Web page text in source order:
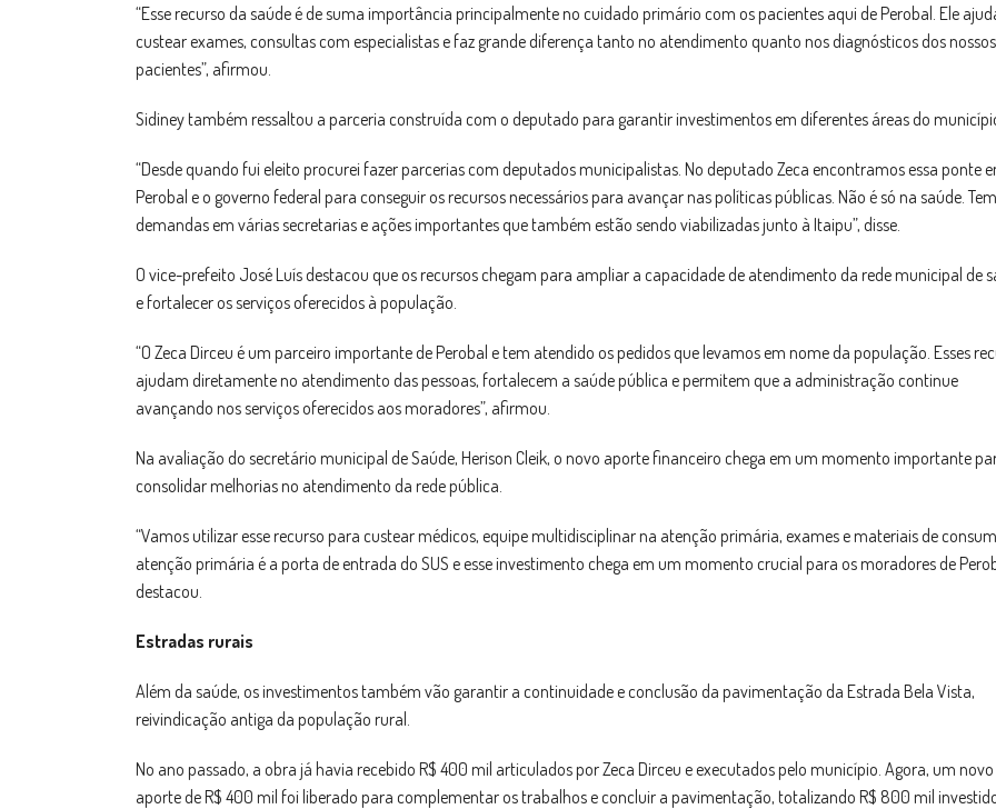
“Esse recurso da saúde é de suma importância principalmente no cuidado primário com os pacientes aqui de Perobal. Ele
custear exames, consultas com especialistas e faz grande diferença tanto no atendimento quanto nos diagnósticos dos nossos
pacientes”, afirmou.
Sidiney também ressaltou a parceria construída com o deputado para garantir investimentos em diferentes áreas do
“Desde quando fui eleito procurei fazer parcerias com deputados municipalistas. No deputado Zeca encontramos essa ponte
Perobal e o governo federal para conseguir os recursos necessários para avançar nas políticas públicas. Não é só na saúde.
demandas em várias secretarias e ações importantes que também estão sendo viabilizadas junto à Itaipu”, disse.
O vice-prefeito José Luís destacou que os recursos chegam para ampliar a capacidade de atendimento da rede municipal de
e fortalecer os serviços oferecidos à população.
“O Zeca Dirceu é um parceiro importante de Perobal e tem atendido os pedidos que levamos em nome da população. Esses
ajudam diretamente no atendimento das pessoas, fortalecem a saúde pública e permitem que a administração continue
avançando nos serviços oferecidos aos moradores”, afirmou.
Na avaliação do secretário municipal de Saúde, Herison Cleik, o novo aporte financeiro chega em um momento importante
consolidar melhorias no atendimento da rede pública.
“Vamos utilizar esse recurso para custear médicos, equipe multidisciplinar na atenção primária, exames e materiais de
atenção primária é a porta de entrada do SUS e esse investimento chega em um momento crucial para os moradores de
destacou.
Estradas rurais
Além da saúde, os investimentos também vão garantir a continuidade e conclusão da pavimentação da Estrada Bela Vista,
reivindicação antiga da população rural.
No ano passado, a obra já havia recebido R$ 400 mil articulados por Zeca Dirceu e executados pelo município. Agora, um novo
aporte de R$ 400 mil foi liberado para complementar os trabalhos e concluir a pavimentação, totalizando R$ 800 mil